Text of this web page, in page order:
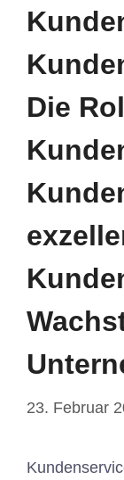
Die
23. Februar